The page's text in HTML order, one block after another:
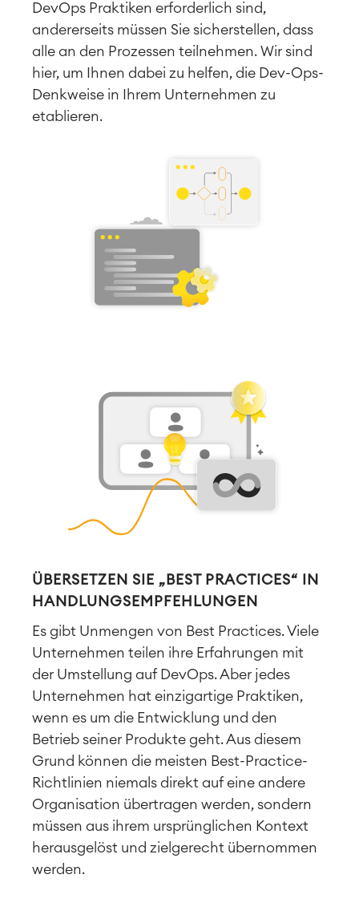
DevOps Praktiken erforderlich sind,
andererseits müssen Sie sicherstellen, dass
alle an den Prozessen teilnehmen. Wir sind
hier, um Ihnen dabei zu helfen, die Dev-Ops-
Denkweise in Ihrem Unternehmen zu
etablieren.
ÜBERSETZEN SIE „BEST PRACTICES“ IN
HANDLUNGSEMPFEHLUNGEN
Es gibt Unmengen von Best Practices. Viele
Unternehmen teilen ihre Erfahrungen mit
der Umstellung auf DevOps. Aber jedes
Unternehmen hat einzigartige Praktiken,
wenn es um die Entwicklung und den
Betrieb seiner Produkte geht. Aus diesem
Grund können die meisten Best-Practice-
Richtlinien niemals direkt auf eine andere
Organisation übertragen werden, sondern
müssen aus ihrem ursprünglichen Kontext
herausgelöst und zielgerecht übernommen
werden.